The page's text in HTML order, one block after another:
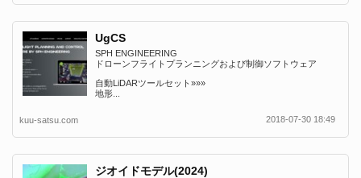
UgCS
SPH ENGINEERING
ドローンフライトプランニングおよび制御ソフトウェア
自動LiDARツールセット»»»
地形...
kuu-satsu.com 2018-07-30 18:49
ジオイドモデル(2024)